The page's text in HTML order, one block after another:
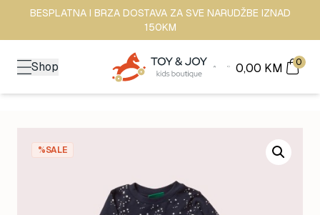
BESPLATNA I BRZA DOSTAVA ZA SVE NARUDŽBE IZNAD
150KM
Shop 0,00 KM 0
%SALE